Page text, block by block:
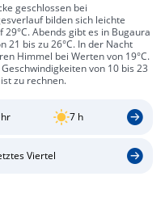
geschlossen bei
bilden sich leichte
Abends gibt es in Bugaura
21 bis zu 26°C. In der Nacht
Himmel bei Werten von 19°C.
von 10 bis 23
zu rechnen.
7 h
Viertel